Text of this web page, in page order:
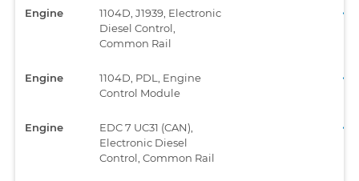
Engine
1104D, J1939, Electronic
Diesel Control,
Common Rail
Engine
1104D, PDL, Engine
Control Module
Engine
EDC 7 UC31 (CAN),
Electronic Diesel
Control, Common Rail